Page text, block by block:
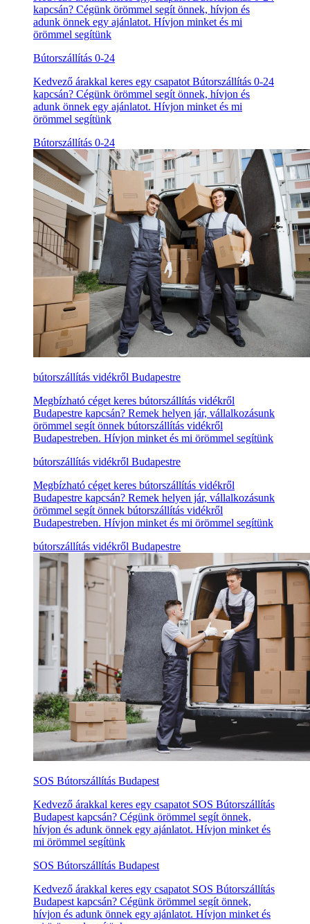
kapcsán? Cégünk örömmel segít önnek, hívjon és
adunk önnek egy ajánlatot. Hívjon minket és mi
örömmel segítünk
Bútorszállítás 0-24
Kedvező árakkal keres egy csapatot Bútorszállítás 0-24
kapcsán? Cégünk örömmel segít önnek, hívjon és
adunk önnek egy ajánlatot. Hívjon minket és mi
örömmel segítünk
Bútorszállítás 0-24
bútorszállítás vidékről Budapestre
Megbízható céget keres bútorszállítás vidékről
Budapestre kapcsán? Remek helyen jár, vállalkozásunk
örömmel segít önnek bútorszállítás vidékről
Budapestreben. Hívjon minket és mi örömmel segítünk
bútorszállítás vidékről Budapestre
Megbízható céget keres bútorszállítás vidékről
Budapestre kapcsán? Remek helyen jár, vállalkozásunk
örömmel segít önnek bútorszállítás vidékről
Budapestreben. Hívjon minket és mi örömmel segítünk
bútorszállítás vidékről Budapestre
SOS Bútorszállítás Budapest
Kedvező árakkal keres egy csapatot SOS Bútorszállítás
Budapest kapcsán? Cégünk örömmel segít önnek,
hívjon és adunk önnek egy ajánlatot. Hívjon minket és
mi örömmel segítünk
SOS Bútorszállítás Budapest
Kedvező árakkal keres egy csapatot SOS Bútorszállítás
Budapest kapcsán? Cégünk örömmel segít önnek,
hívjon és adunk önnek egy ajánlatot. Hívjon minket és